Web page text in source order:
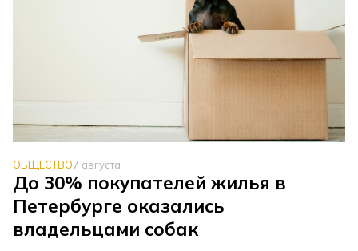
ОБЩЕСТВО7 августа
До 30% покупателей жилья в
Петербурге оказались
владельцами собак